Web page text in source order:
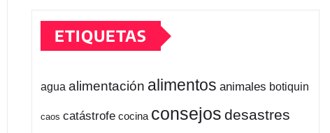
ETIQUETAS
agua alimentación alimentos animales botiquin
caos catástrofe cocina consejos desastres